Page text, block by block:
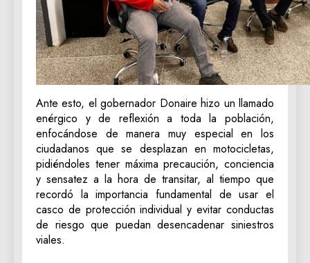
Ante esto, el gobernador Donaire hizo un llamado
enérgico y de reflexión a toda la población,
enfocándose de manera muy especial en los
ciudadanos que se desplazan en motocicletas,
pidiéndoles tener máxima precaución, conciencia
y sensatez a la hora de transitar, al tiempo que
recordó la importancia fundamental de usar el
casco de protección individual y evitar conductas
de riesgo que puedan desencadenar siniestros
viales.